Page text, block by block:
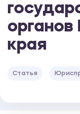
органов
края
Статья